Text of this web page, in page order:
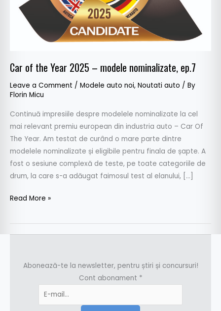
Car of the Year 2025 – modele nominalizate, ep.7
Leave a Comment / Modele auto noi, Noutati auto / By
Florin Micu
Continuă impresiile despre modelele nominalizate la cel
mai relevant premiu european din industria auto – Car Of
The Year. Am testat de curând o mare parte dintre
modelele nominalizate și eligibile pentru finala de șapte. A
fost o sesiune complexă de teste, pe toate categoriile de
drum, la care s-a adăugat faimosul test al elanului, […]
nominalizate,
ep.7
Read More »
Abonează-te la newsletter, pentru știri și concursuri!
Cont abonament *